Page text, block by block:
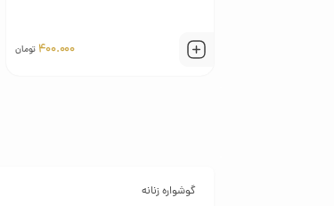
400.000 تومان
گوشواره زنانه